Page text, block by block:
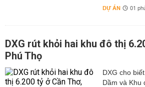
DỰ ÁN 01
DXG rút khỏi hai khu đô thị
Phú Thọ
DXG cho
Dầm và Khu